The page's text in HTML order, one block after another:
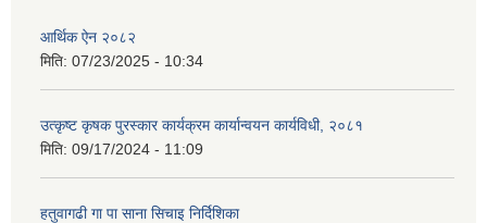
आर्थिक ऐन २०८२
मिति: 07/23/2025 - 10:34
उत्कृष्ट कृषक पुरस्कार कार्यक्रम कार्यान्वयन कार्यविधी, २०८१
मिति: 09/17/2024 - 11:09
हतुवागढी गा पा साना सिचाइ निर्दिशिका